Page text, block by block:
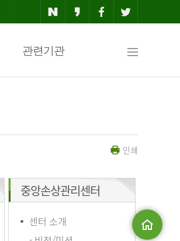
관련기관
맵
인쇄
중앙손상관리센터
센터 소개